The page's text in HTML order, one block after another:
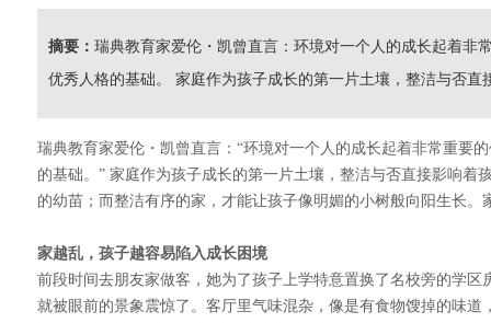
摘要： 瑞典教育家爱伦・凯曾直言：环境对一个人的成长起着非
优秀人格的基础。 家庭作为孩子成长的第一片土壤，整洁与否直
瑞典教育家爱伦・凯曾直言：“环境对一个人的成长起着非常重要
的基础。” 家庭作为孩子成长的第一片土壤，整洁与否直接影响
的幼苗；而整洁有序的家，才能让孩子像明媚的小树般向阳生长。
家越乱，孩子越容易陷入成长困境
前段时间去朋友家做客，她为了孩子上学特意置换了名校旁的学
就被眼前的景象震惊了。客厅里气味混杂，像是有食物馊掉的味